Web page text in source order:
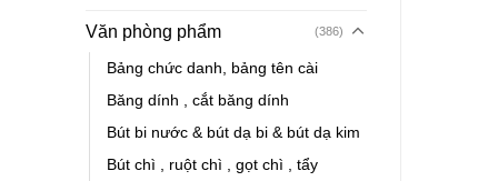
Văn phòng phẩm (386)
Bảng chức danh, bảng tên cài
Băng dính , cắt băng dính
Bút bi nước & bút dạ bi & bút dạ kim
Bút chì , ruột chì , gọt chì , tẩy